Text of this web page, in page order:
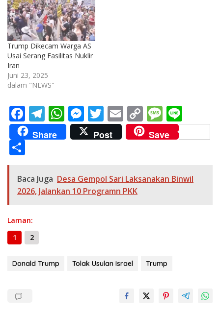
Trump Dikecam Warga AS
Usai Serang Fasilitas Nuklir
Iran
Juni 23, 2025
dalam "NEWS"
F
ac
e
o
o
T
el
e
a
m
W
h
at
A
p
M
e
ss
n
g
T
w
itt
E
m
ai
C
o
p
Li
M
e
ss
g
n
e
Share Post Save
ar
e
Baca Juga Desa Gempol Sari Laksanakan Binwil
2026, Jalankan 10 Programn PKK
Laman:
1
2
Donald Trump Tolak Usulan Israel Trump